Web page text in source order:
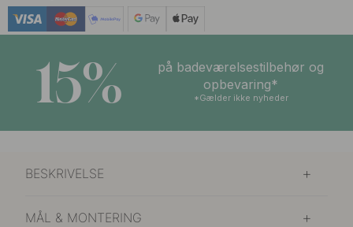
15%
på badeværelsestilbehør og
opbevaring*
*Gælder ikke nyheder
BESKRIVELSE
MÅL & MONTERING